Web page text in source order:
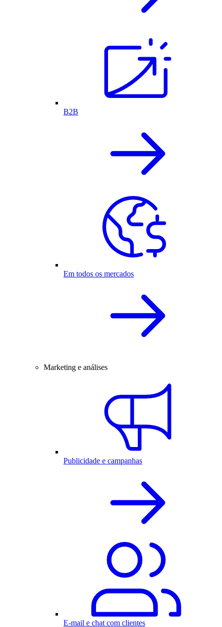
B2B
Em todos os mercados
Marketing e análises
Publicidade e campanhas
E-mail e chat com clientes